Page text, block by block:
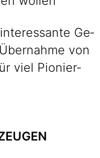
Ge­
von
viel Pionier­